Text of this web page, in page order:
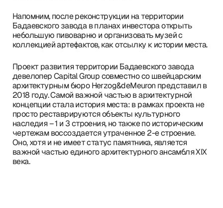
Напомним, после реконструкции на территории
Бадаевского завода в планах инвестора открыть
небольшую пивоварню и организовать музей с
коллекцией артефактов, как отсылку к истории места.
Проект развития территории Бадаевского завода
девелопер Capital Group совместно со швейцарским
архитектурным бюро Herzog&deMeuron представил в
2018 году. Самой важной частью в архитектурной
концепции стала история места: в рамках проекта не
просто реставрируются объекты культурного
наследия – 1 и 3 строения, но также по историческим
чертежам воссоздается утраченное 2-е строение.
Оно, хотя и не имеет статус памятника, является
важной частью единого архитектурного ансамбля XIX
века.